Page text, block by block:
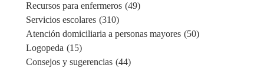
Recursos para enfermeros (49)
Servicios escolares (310)
Atención domiciliaria a personas mayores (50)
Logopeda (15)
Consejos y sugerencias (44)